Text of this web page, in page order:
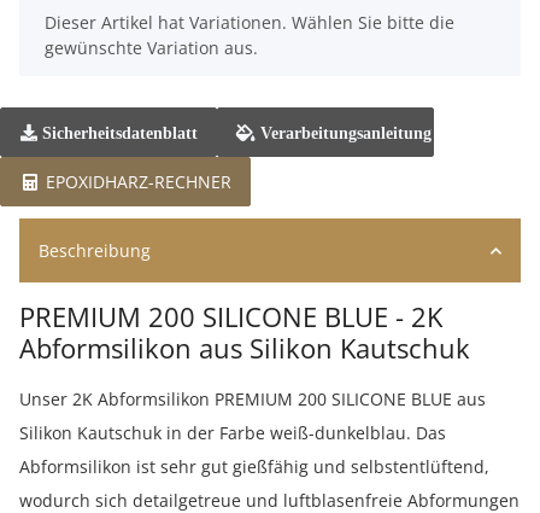
x
Dieser Artikel hat Variationen. Wählen Sie bitte die
gewünschte Variation aus.
Sicherheitsdatenblatt Verarbeitungsanleitung
EPOXIDHARZ-RECHNER
Beschreibung
PREMIUM 200 SILICONE BLUE - 2K
Abformsilikon aus Silikon Kautschuk
Unser 2K Abformsilikon PREMIUM 200 SILICONE BLUE aus
Silikon Kautschuk in der Farbe weiß-dunkelblau. Das
Abformsilikon ist sehr gut gießfähig und selbstentlüftend,
wodurch sich detailgetreue und luftblasenfreie Abformungen